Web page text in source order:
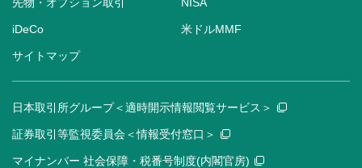
iDeCo 米ドルMMF
サイトマップ
日本取引所グループ＜適時開示情報閲覧サービス＞
証券取引等監視委員会＜情報受付窓口＞
マイナンバー 社会保障・税番号制度(内閣官房)